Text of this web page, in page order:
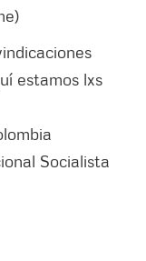
estamos lxs
Socialista